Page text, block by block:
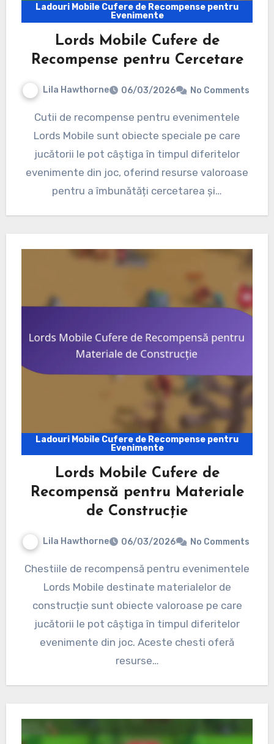
Ladouri Mobile Cufere de Recompense pentru
Evenimente
Lords Mobile Cufere de
Recompense pentru Cercetare
Lila Hawthorne 06/03/2026 No Comments
Cutii de recompense pentru evenimentele
Lords Mobile sunt obiecte speciale pe care
jucătorii le pot câștiga în timpul diferitelor
evenimente din joc, oferind resurse valoroase
pentru a îmbunătăți cercetarea și…
Ladouri Mobile Cufere de Recompense pentru
Evenimente
Lords Mobile Cufere de
Recompensă pentru Materiale
de Construcție
Lila Hawthorne 06/03/2026 No Comments
Chestiile de recompensă pentru evenimentele
Lords Mobile destinate materialelor de
construcție sunt obiecte valoroase pe care
jucătorii le pot câștiga în timpul diferitelor
evenimente din joc. Aceste chesti oferă
resurse…